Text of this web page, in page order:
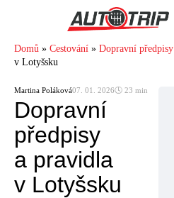
Domů » Cestování » Dopravní předpisy
v Lotyšsku
Martina Poláková07. 01. 2026🕓 23 min
Dopravní
předpisy
a pravidla
v Lotyšsku